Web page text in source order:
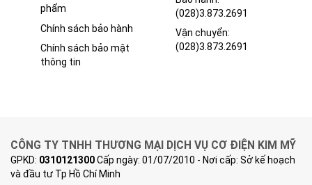
Liên hệ
Các hình thức mua hàng
Sơ đồ đường đi
CHÍNH SÁCH BÁN
Chính sách bảo hành
Chính sách bảo mật
(028)3.873.2691
Vận chuyển: